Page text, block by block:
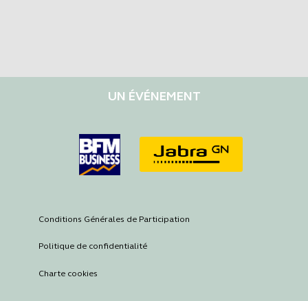
UN ÉVÉNEMENT
Conditions Générales de Participation
Politique de confidentialité
Charte cookies